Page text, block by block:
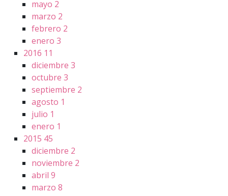
mayo 2
marzo 2
febrero 2
enero 3
2016 11
diciembre 3
octubre 3
septiembre 2
agosto 1
julio 1
enero 1
2015 45
diciembre 2
noviembre 2
abril 9
marzo 8